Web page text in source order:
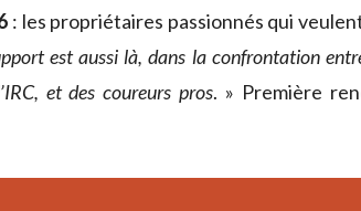
: les propriétaires passionnés qui
est aussi là, dans la confrontation
et des coureurs pros. » Première